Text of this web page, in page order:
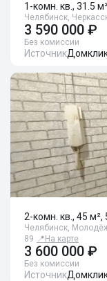
1-комн. кв., 31.5
Челябинск,
3 590 000 ₽
Без комиссии
Источник
2-комн. кв., 45 м²,
Челябинск,
89 📍 На карте
3 600 000 ₽
Без комиссии
Источник